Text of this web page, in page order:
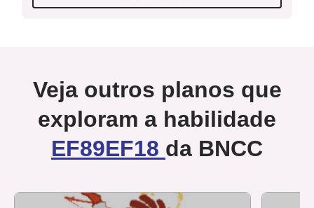
Veja outros planos que
exploram a habilidade
EF89EF18 da BNCC